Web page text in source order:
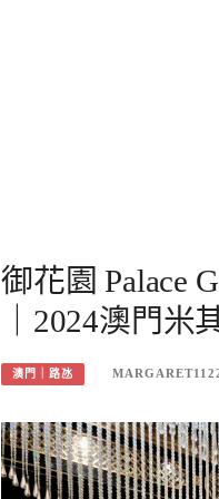
御花園 Palace
｜2024澳門米
澳門｜路氹